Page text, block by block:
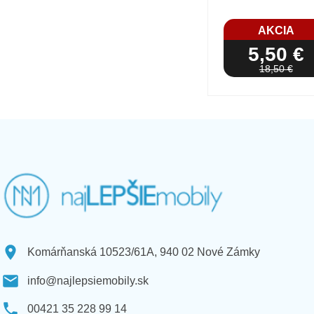
AKCIA
5,50 €
18,50 €
Komárňanská 10523/61A, 940 02 Nové Zámky
info@najlepsiemobily.sk
00421 35 228 99 14